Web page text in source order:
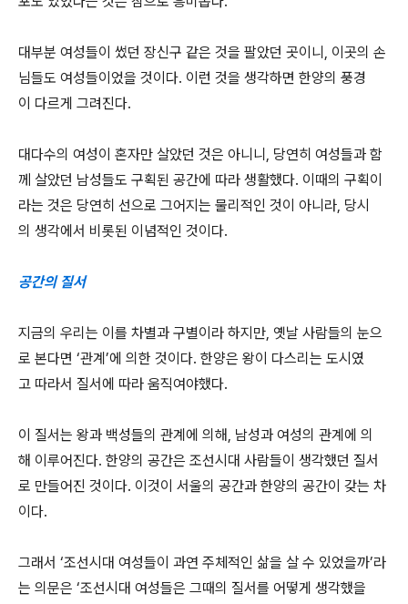
대부분 여성들이 썼던 장신구 같은 것을 팔았던 곳이니, 이곳의 손
님들도 여성들이었을 것이다. 이런 것을 생각하면 한양의 풍경
이 다르게 그려진다.
대다수의 여성이 혼자만 살았던 것은 아니니, 당연히 여성들과 함
께 살았던 남성들도 구획된 공간에 따라 생활했다. 이때의 구획이
라는 것은 당연히 선으로 그어지는 물리적인 것이 아니라, 당시
의 생각에서 비롯된 이념적인 것이다.
공간의 질서
지금의 우리는 이를 차별과 구별이라 하지만, 옛날 사람들의 눈으
로 본다면 ‘관계’에 의한 것이다. 한양은 왕이 다스리는 도시였
고 따라서 질서에 따라 움직여야했다.
이 질서는 왕과 백성들의 관계에 의해, 남성과 여성의 관계에 의
해 이루어진다. 한양의 공간은 조선시대 사람들이 생각했던 질서
로 만들어진 것이다. 이것이 서울의 공간과 한양의 공간이 갖는 차
이다.
그래서 ‘조선시대 여성들이 과연 주체적인 삶을 살 수 있었을까’라
는 의문은 ‘조선시대 여성들은 그때의 질서를 어떻게 생각했을